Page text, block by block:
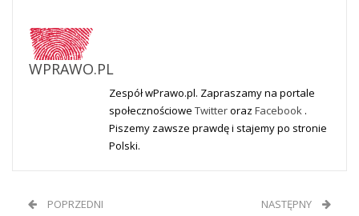
WPRAWO.PL
Zespół wPrawo.pl. Zapraszamy na portale
społecznościowe Twitteroraz Facebook .
Piszemy zawsze prawdę i stajemy po stronie
Polski.
POPRZEDNI NASTĘPNY